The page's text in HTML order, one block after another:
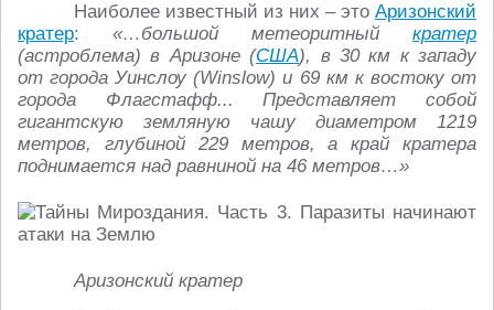
Наиболее известный из них – это Аризонский
кратер: «…большой метеоритный кратер
(астроблема) в Аризоне (США), в 30 км к западу
от города Уинслоу (Winslow) и 69 км к востоку от
города Флагстафф... Представляет собой
гигантскую земляную чашу диаметром 1219
метров, глубиной 229 метров, а край кратера
поднимается над равниной на 46 метров…»
Аризонский кратер